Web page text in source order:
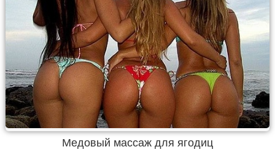
Медовый массаж для ягодиц